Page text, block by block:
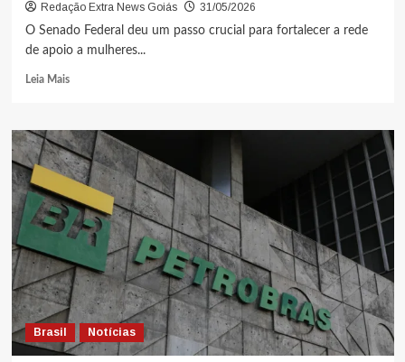
Redação Extra News Goiás
31/05/2026
O Senado Federal deu um passo crucial para fortalecer a rede
de apoio a mulheres...
Leia Mais
Brasil Notícias